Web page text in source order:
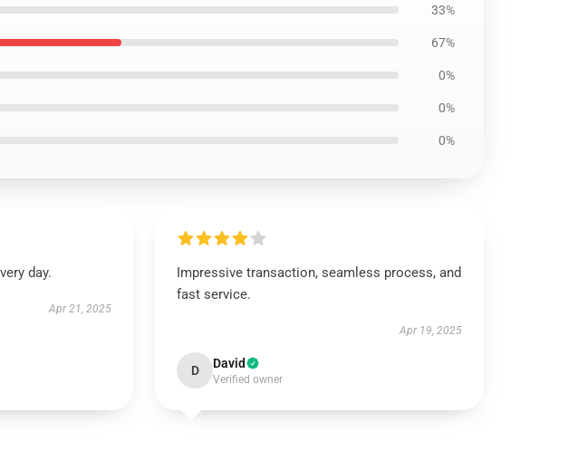
33%
67%
0%
0%
0%
day.
Apr 21, 2025
Impressive transaction, seamless process, and
fast service.
Apr 19, 2025
D David
Verified owner